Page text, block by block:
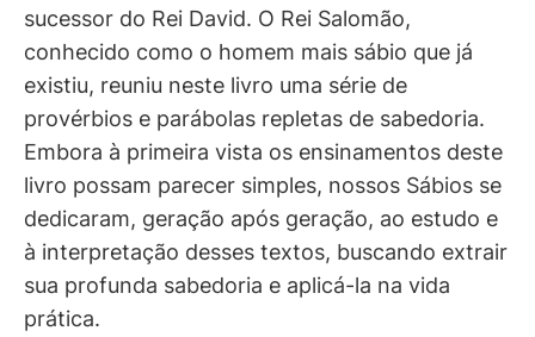
sucessor do Rei David. O Rei Salomão,
conhecido como o homem mais sábio que já
existiu, reuniu neste livro uma série de
provérbios e parábolas repletas de sabedoria.
Embora à primeira vista os ensinamentos deste
livro possam parecer simples, nossos Sábios se
dedicaram, geração após geração, ao estudo e
à interpretação desses textos, buscando extrair
sua profunda sabedoria e aplicá-la na vida
prática.